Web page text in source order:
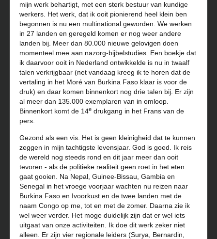
mijn werk behartigt, met een sterk bestuur van kundige
werkers. Het werk, dat ik ooit pionierend heel klein ben
begonnen is nu een multinational geworden. We werken
in 27 landen en geregeld komen er nog weer andere
landen bij. Meer dan 80.000 nieuwe gelovigen doen
momenteel mee aan nazorg-bijbelstudies. Een boekje dat
ik daarvoor ooit in Nederland ontwikkelde is nu in twaalf
talen verkrijgbaar (net vandaag kreeg ik te horen dat de
vertaling in het Moré van Burkina Faso klaar is voor de
druk) en daar komen binnenkort nog drie talen bij. Er zijn
al meer dan 135.000 exemplaren van in omloop.
Binnenkort komt de 14e drukgang in het Frans van de
pers.
Gezond als een vis. Het is geen kleinigheid dat te kunnen
zeggen in mijn tachtigste levensjaar. God is goed. Ik reis
de wereld nog steeds rond en dit jaar meer dan ooit
tevoren - als de politieke realiteit geen roet in het eten
gaat gooien. Na Nepal, Guinee-Bissau, Gambia en
Senegal in het vroege voorjaar wachten nu reizen naar
Burkina Faso en Ivoorkust en de twee landen met de
naam Congo op me, tot en met de zomer. Daarna zie ik
wel weer verder. Het moge duidelijk zijn dat er wel iets
uitgaat van onze activiteiten. Ik doe dit werk zeker niet
alleen. Er zijn vier regionale leiders (Surya, Bernardin,